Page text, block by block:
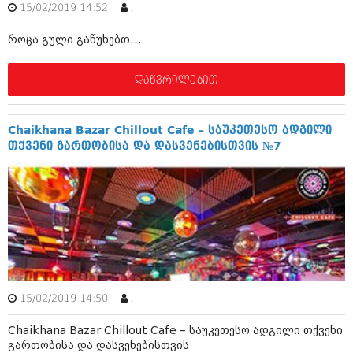
ოქტომბერი 2017 (231)
სექტემბერი 2017 (261)
აგვისტო 2017 (212)
ივლისი 2017 (233)
ივნისი 2017 (265)
აპრილი 2017 (220)
მარტი 2017 (212)
იანვარი 2017 (246)
დეკემბერი 2016 (207)
ნოემბერი 2016 (207)
ოქტომბერი 2016 (257)
სექტემბერი 2016 (224)
აგვისტო 2016 (258)
ივლისი 2016 (211)
ივნისი 2016 (221)
მაისი 2016 (261)
აპრილი 2016 (215)
მარტი 2016 (200)
თებერვალი 2016 (250)
15/02/2019 14:52 .
როცა გული გაწუხებთ...
დაწვრილებით
Chaikhana Bazar Chillout Cafe – საუკეთესო ადგილი
თქვენი გართობისა და დასვენებისთვის №7
15/02/2019 14:50 .
Chaikhana Bazar Chillout Cafe – საუკეთესო ადგილი თქვენი
გართობისა და დასვენებისთვის